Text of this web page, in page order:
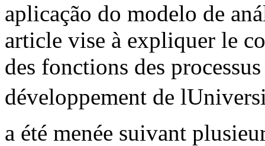
aplicação do modelo de
article vise à expliquer le
des fonctions des
développement de
a été menée suivant